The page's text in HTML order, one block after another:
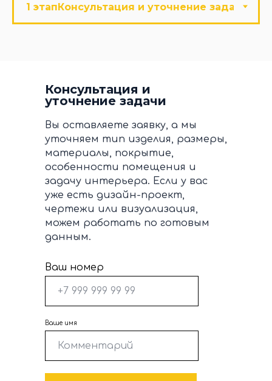
Консультация и
уточнение задачи
Вы оставляете заявку, а мы
уточняем тип изделия, размеры,
материалы, покрытие,
особенности помещения и
задачу интерьера. Если у вас
уже есть дизайн-проект,
чертежи или визуализация,
можем работать по готовым
данным.
Ваш номер
Ваше имя